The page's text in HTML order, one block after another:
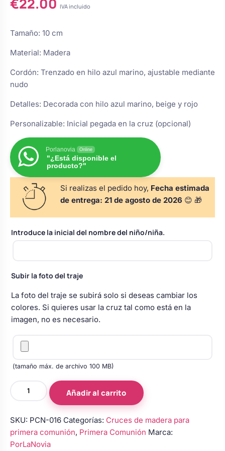
alianzas
porta alianzas
de boda
y pala tarta
damas de honor
bebé boda
floral coche
Perchas de comunión
Sorpresas y Diversión
Ver todo
Neceseres personalizados
Otros regalos
Ver todo
IVA incluido
Tamaño: 10 cm
Material: Madera
Cordón: Trenzado en hilo azul marino, ajustable mediante
nudo
Detalles: Decorada con hilo azul marino, beige y rojo
Personalizable: Inicial pegada en la cruz (opcional)
Porlanovia Online
"¿Está disponible el
producto?"
Si realizas el pedido hoy, Fecha estimada
de entrega: 21 de agosto de 2026 😊 🎁
Introduce la inicial del nombre del niño/niña.
Subir la foto del traje
La foto del traje se subirá solo si deseas cambiar los
colores. Si quieres usar la cruz tal como está en la
imagen, no es necesario.
(tamaño máx. de archivo 100 MB)
para
Niño
Azul
Añadir al carrito
SKU: PCN-016 Categorías: Cruces de madera para
primera comunión, Primera Comunión Marca:
PorLaNovia